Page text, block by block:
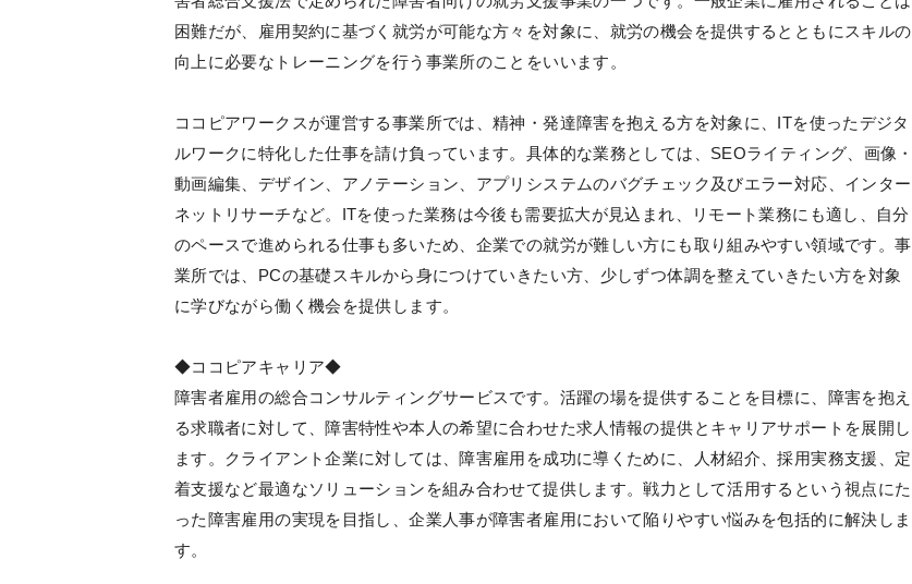
困難だが、雇用契約に基づく就労が可能な方々を対象に、就労の機会を提供するとともにスキルの
向上に必要なトレーニングを行う事業所のことをいいます。
ココピアワークスが運営する事業所では、精神・発達障害を抱える方を対象に、ITを使ったデジタ
ルワークに特化した仕事を請け負っています。具体的な業務としては、SEOライティング、画像・
動画編集、デザイン、アノテーション、アプリシステムのバグチェック及びエラー対応、インター
ネットリサーチなど。ITを使った業務は今後も需要拡大が見込まれ、リモート業務にも適し、自分
のペースで進められる仕事も多いため、企業での就労が難しい方にも取り組みやすい領域です。事
業所では、PCの基礎スキルから身につけていきたい方、少しずつ体調を整えていきたい方を対象
に学びながら働く機会を提供します。
◆ココピアキャリア◆
障害者雇用の総合コンサルティングサービスです。活躍の場を提供することを目標に、障害を抱え
る求職者に対して、障害特性や本人の希望に合わせた求人情報の提供とキャリアサポートを展開し
ます。クライアント企業に対しては、障害雇用を成功に導くために、人材紹介、採用実務支援、定
着支援など最適なソリューションを組み合わせて提供します。戦力として活用するという視点にた
った障害雇用の実現を目指し、企業人事が障害者雇用において陥りやすい悩みを包括的に解決しま
す。